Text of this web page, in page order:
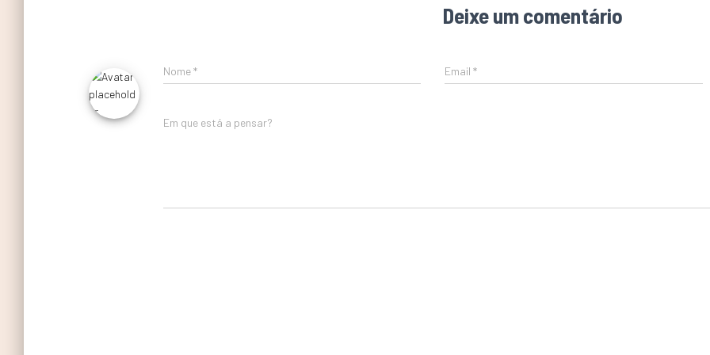
Deixe um comentário
Nome* Email*
Em que está a pensar?